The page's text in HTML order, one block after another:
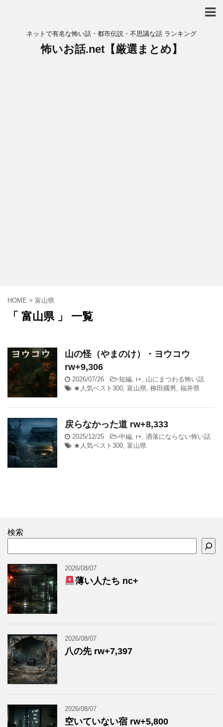
ネットで有名な怖い話・都市伝説・不思議な話 ランキング
怖いお話.net【厳選まとめ】
HOME > 富山県
「 富山県 」 一覧
山の怪（やまのけ）・ヨウコウ
rw+9,306
2026/07/26 -短編, r+, 山にまつわる怖い話
★人気ベスト300, 富山県, 柳田國男 , 福井県
戻らなかった道 rw+8,333
2025/12/25 -中編, r+, 洒落にならない怖い話
★人気ベスト300, 富山県
検索
2026/08/07
薄い人たち nc+
2026/08/07
八の先 rw+7,397
2026/08/07
空いていない宿 rw+5,800